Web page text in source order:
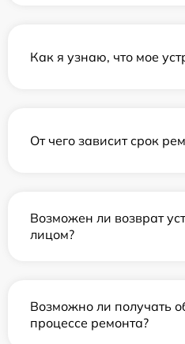
Как я узнаю, что мое
От чего зависит срок
Возможен ли возврат
лицом?
Возможно ли получать
процессе ремонта?